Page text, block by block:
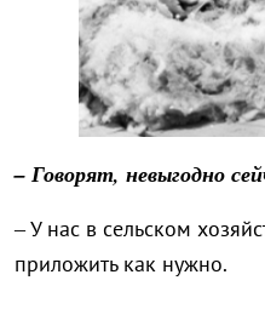
– Говорят, невыгодно
– У нас в сельском
приложить как нужно.